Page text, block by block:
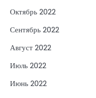
Октябрь 2022
Сентябрь 2022
Август 2022
Июль 2022
Июнь 2022